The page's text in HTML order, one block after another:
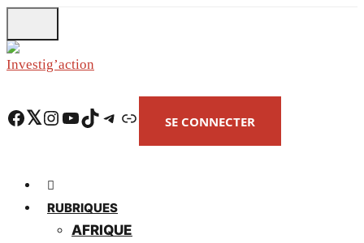
to
main
Facebook Twitter Instagram YouTube TikTok Telegram Lien SE CONNECTER
RUBRIQUES
AFRIQUE